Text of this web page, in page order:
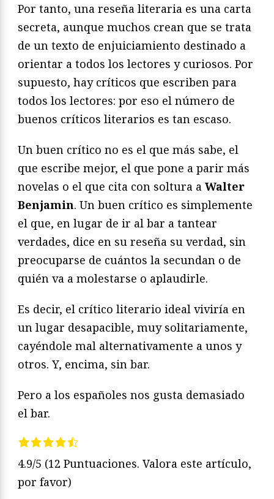
Por tanto, una reseña literaria es una carta
secreta, aunque muchos crean que se trata
de un texto de enjuiciamiento destinado a
orientar a todos los lectores y curiosos. Por
supuesto, hay críticos que escriben para
todos los lectores: por eso el número de
buenos críticos literarios es tan escaso.
Un buen crítico no es el que más sabe, el
que escribe mejor, el que pone a parir más
novelas o el que cita con soltura a Walter
Benjamin. Un buen crítico es simplemente
el que, en lugar de ir al bar a tantear
verdades, dice en su reseña su verdad, sin
preocuparse de cuántos la secundan o de
quién va a molestarse o aplaudirle.
Es decir, el crítico literario ideal viviría en
un lugar desapacible, muy solitariamente,
cayéndole mal alternativamente a unos y
otros. Y, encima, sin bar.
Pero a los españoles nos gusta demasiado
el bar.
4.9/5 (12 Puntuaciones. Valora este artículo,
por favor)